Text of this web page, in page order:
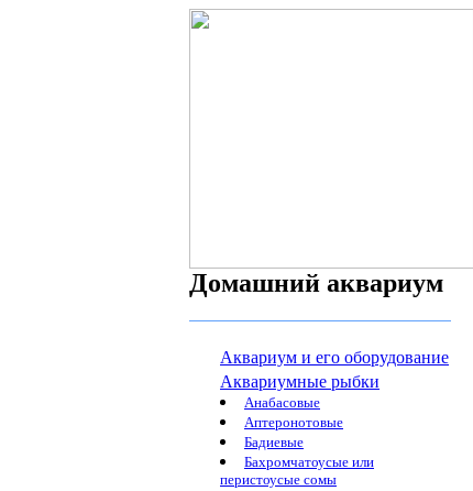
Домашний аквариум
Аквариум и его оборудование
Аквариумные рыбки
Анабасовые
Аптеронотовые
Бадиевые
Бахромчатоусые или
перистоусые сомы